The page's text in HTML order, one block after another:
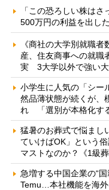
「この恐ろしい株は
500万円の利益を出し
《商社の大学別就職
産、住友商事への就職
実 3大学以外で強い
小学生に人気の「シ
然品薄状態が続くが、
れ 「選別が本格化す
猛暑のお葬式で悩まし
ていけばOK」という
マストなのか？《1級
急増する中国企業の“
Temu…本社機能を海